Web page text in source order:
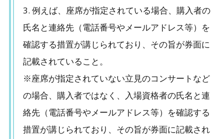
例えば、座席が指定されている場合、購入者の
氏名と連絡先（電話番号やメールアドレス等）を
確認する措置が講じられており、その旨が券面に
記載されていること。
※座席が指定されていない立見のコンサートなど
の場合、購入者ではなく、入場資格者の氏名と連
絡先（電話番号やメールアドレス等）を確認する
措置が講じられており、その旨が券面に記載され